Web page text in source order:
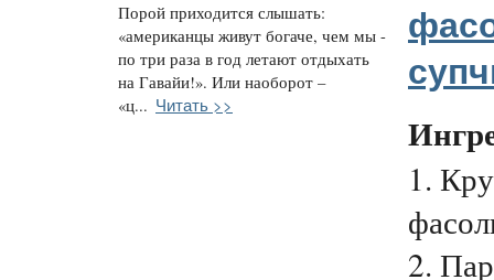
Порой приходится слышать:
«американцы живут богаче, чем мы -
по три раза в год летают отдыхать
на Гавайи!». Или наоборот –
«ц... Читать >>
1.
2.